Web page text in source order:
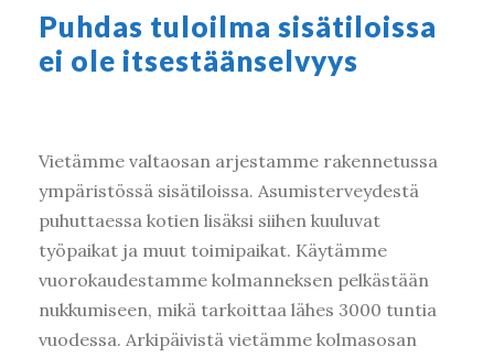
Puhdas tuloilma sisätiloissa
ei ole itsestäänselvyys
Vietämme valtaosan arjestamme rakennetussa
ympäristössä sisätiloissa. Asumisterveydestä
puhuttaessa kotien lisäksi siihen kuuluvat
työpaikat ja muut toimipaikat. Käytämme
vuorokaudestamme kolmanneksen pelkästään
nukkumiseen, mikä tarkoittaa lähes 3000 tuntia
vuodessa. Arkipäivistä vietämme kolmasosan